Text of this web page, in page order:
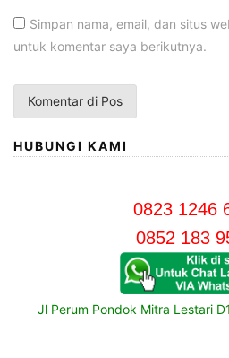
Simpan nama, email, dan situs
untuk komentar saya berikutnya.
HUBUNGI KAMI
0823 1246
0852 183
Jl Perum Pondok Mitra Lestari